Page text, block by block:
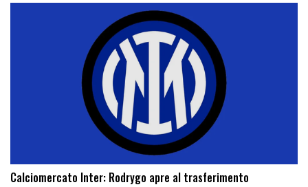
Calciomercato Inter: Rodrygo apre al trasferimento